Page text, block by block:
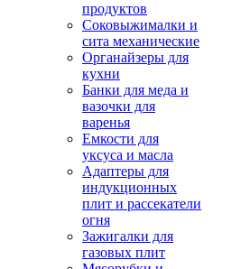
продуктов
Соковыжималки и
сита механические
Органайзеры для
кухни
Банки для меда и
вазочки для
варенья
Емкости для
уксуса и масла
Адаптеры для
индукционных
плит и рассекатели
огня
Зажигалки для
газовых плит